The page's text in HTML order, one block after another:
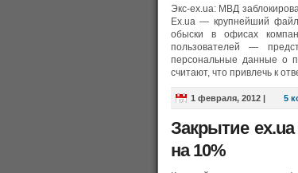
Экс-ex.ua: МВД
Ex.ua — крупнейший
обыски в офисах
пользователей —
персональные данные о
считают, что привлечь к
1 февраля, 2012| 5
Закрытие
на 10%